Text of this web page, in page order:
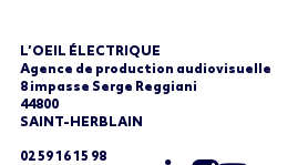
L’OEIL ÉLECTRIQUE
Agence de production audiovisuelle
8 impasse Serge Reggiani
44800
SAINT-HERBLAIN
02 59 16 15 98